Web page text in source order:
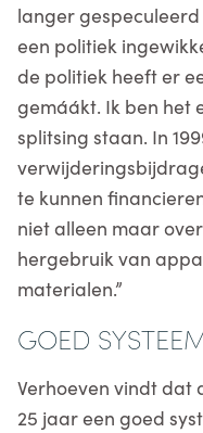
langer
een politiek
de politiek heeft er
gemáákt. Ik ben het
splitsing staan. In
te kunnen
niet alleen maar
hergebruik van
materialen.”
GOED
Verhoeven vindt dat
25 jaar een goed